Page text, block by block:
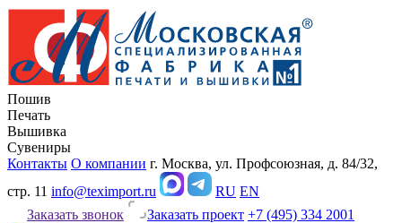
Пошив
Печать
Вышивка
Сувениры
Контакты О компании г. Москва, ул. Профсоюзная, д. 84/32,
стр. 11 info@teximport.ru RU EN
Заказать звонок
Заказать проект +7 (495) 334 2001